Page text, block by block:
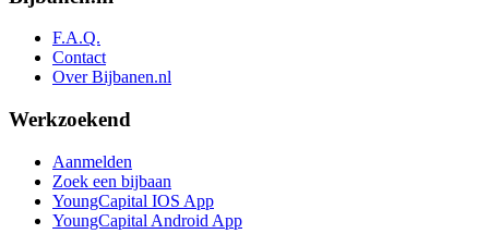
F.A.Q.
Contact
Over Bijbanen.nl
Werkzoekend
Aanmelden
Zoek een bijbaan
YoungCapital IOS App
YoungCapital Android App